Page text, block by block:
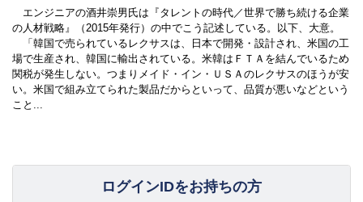
エンジニアの酒井崇男氏は『タレントの時代／世界で勝ち続ける企業
の人材戦略』（2015年発行）の中でこう記述している。以下、大意。
「韓国で売られているレクサスは、日本で開発・設計され、米国の工
場で生産され、韓国に輸出されている。米韓はＦＴＡを結んでいるため
関税が発生しない。つまりメイド・イン・ＵＳＡのレクサスのほうが安
い。米国で組み立てられた製品だからといって、品質が悪いなどという
こと...
ログインIDをお持ちの方